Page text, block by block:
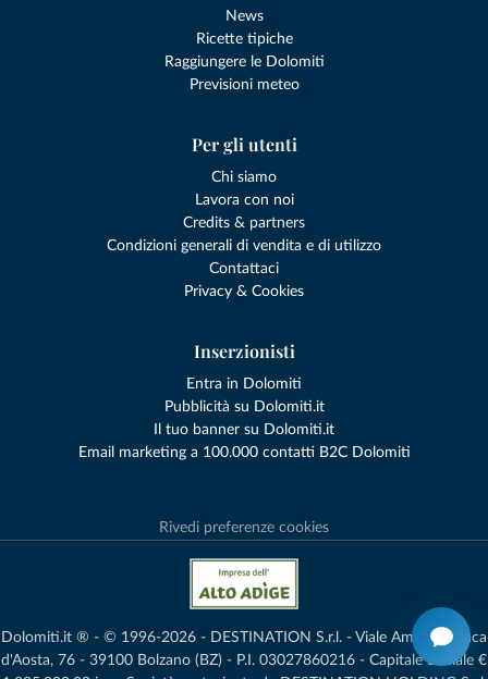
News
Ricette tipiche
Raggiungere le Dolomiti
Previsioni meteo
Per gli utenti
Chi siamo
Lavora con noi
Credits & partners
Condizioni generali di vendita e di utilizzo
Contattaci
Privacy & Cookies
Inserzionisti
Entra in Dolomiti
Pubblicità su Dolomiti.it
Il tuo banner su Dolomiti.it
Email marketing a 100.000 contatti B2C Dolomiti
Rivedi preferenze cookies
Dolomiti.it ® - © 1996-2026 - DESTINATION S.r.l. - Viale Amedeo Duca
d'Aosta, 76 - 39100 Bolzano (BZ) - P.I. 03027860216 - Capitale Sociale €